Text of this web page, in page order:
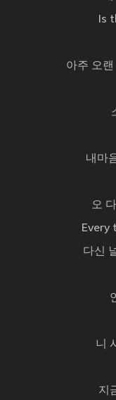
Is
아주 오
내마
오
Every
다신
니
지